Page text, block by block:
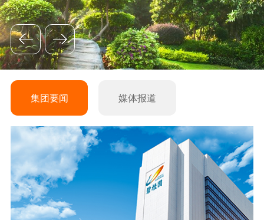
集团要闻 媒体报道